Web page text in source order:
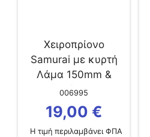
Χειροπρίονο
Samurai με κυρτή
Λάμα 150mm &
Θήκη
006995
19,00 €
Η τιμή περιλαμβάνει ΦΠΑ